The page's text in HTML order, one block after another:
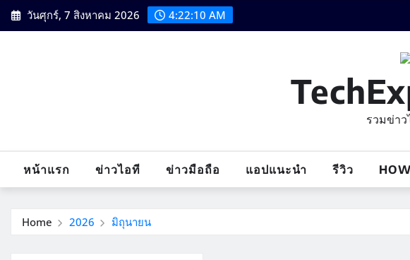
Skip
to
วันศุกร์, 7 สิงหาคม 2026 4:22:11 AM
รวมข่าว
หน้าแรก ข่าวไอที ข่าวมือถือ แอปแนะนำ รีวิว
Home 2026 มิถุนายน